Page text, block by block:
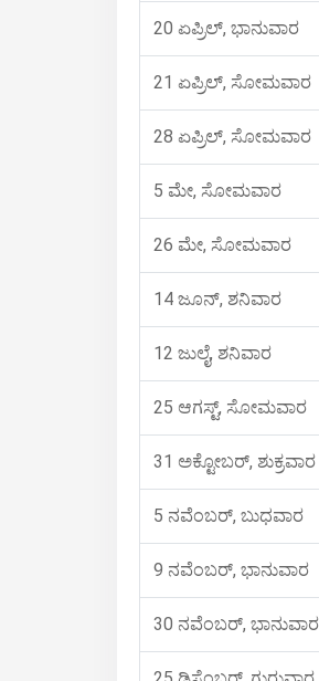
20 ಏಪ್ರಿಲ್, ಭಾನುವಾರ
21 ಏಪ್ರಿಲ್, ಸೋಮವಾರ
28 ಏಪ್ರಿಲ್, ಸೋಮವಾರ
5 ಮೇ, ಸೋಮವಾರ
26 ಮೇ, ಸೋಮವಾರ
14 ಜೂನ್, ಶನಿವಾರ
12 ಜುಲೈ, ಶನಿವಾರ
25 ಆಗಸ್ಟ್, ಸೋಮವಾರ
31 ಅಕ್ಟೋಬರ್, ಶುಕ್ರವಾರ
5 ನವೆಂಬರ್, ಬುಧವಾರ
9 ನವೆಂಬರ್, ಭಾನುವಾರ
30 ನವೆಂಬರ್, ಭಾನುವಾರ